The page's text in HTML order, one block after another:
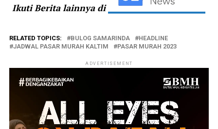
Ikuti Berita lainnya di
RELATED TOPICS: BULOG SAMARINDA
HEADLINE
JADWAL PASAR MURAH KALTIM
PASAR MURAH 2023
ADVERTISEMENT